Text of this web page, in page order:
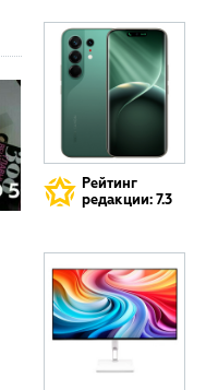
Рейтинг
редакции: 7.3